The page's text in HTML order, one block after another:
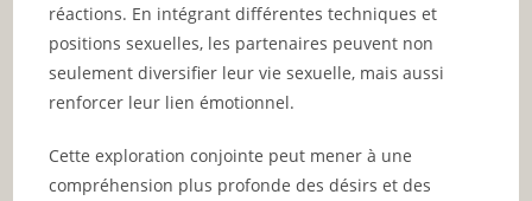
réactions. En intégrant différentes techniques et
positions sexuelles, les partenaires peuvent non
seulement diversifier leur vie sexuelle, mais aussi
renforcer leur lien émotionnel.
Cette exploration conjointe peut mener à une
compréhension plus profonde des désirs et des